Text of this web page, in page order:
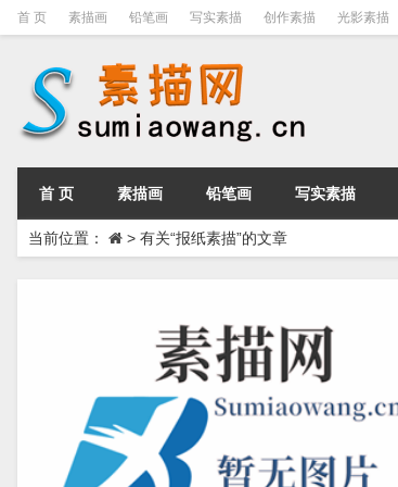
首 页 素描画 铅笔画 写实素描 创作素描 光影素描
首 页 素描画 铅笔画 写实素描
当前位置： > 有关“报纸素描”的文章